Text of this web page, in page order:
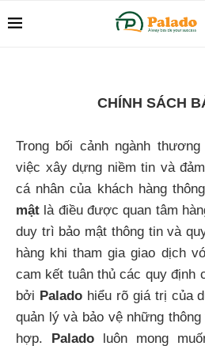
CHÍNH SÁCH
Trong bối cảnh ngành
việc xây dựng niềm tin và
cá nhân của khách hàng
mật là điều được quan tâm
duy trì bảo mật thông tin và
hàng khi tham gia giao dịch
cam kết tuân thủ các quy định
bởi Palado hiểu rõ giá trị của
quản lý và bảo vệ những
hợp. Palado luôn mong